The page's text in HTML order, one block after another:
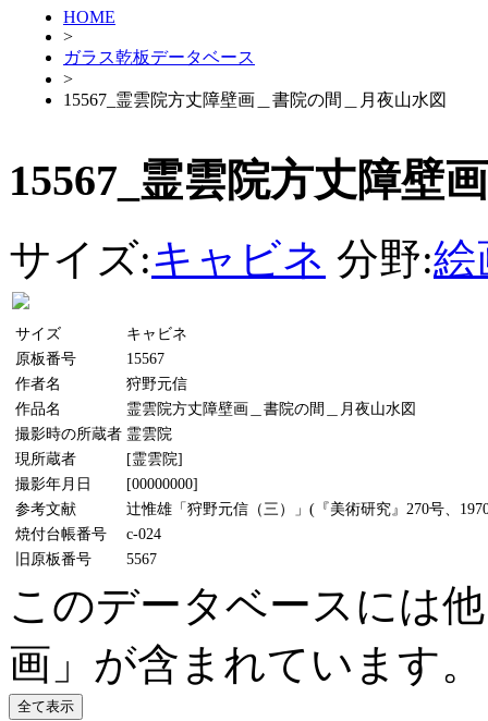
HOME
>
ガラス乾板データベース
>
15567_霊雲院方丈障壁画＿書院の間＿月夜山水図
15567_霊雲院方丈障壁
サイズ:キャビネ 分野:絵
サイズ
キャビネ
原板番号
15567
作者名
狩野元信
作品名
霊雲院方丈障壁画＿書院の間＿月夜山水図
撮影時の所蔵者 霊雲院
現所蔵者
[霊雲院]
撮影年月日
[00000000]
参考文献
辻惟雄「狩野元信（三）」(『美術研究』270号、
焼付台帳番号
c-024
旧原板番号
5567
このデータベースには
画」が含まれています。